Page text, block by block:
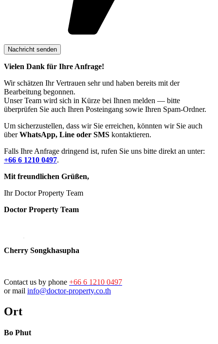
Vielen Dank für Ihre Anfrage!
Wir schätzen Ihr Vertrauen sehr und haben bereits mit der
Bearbeitung begonnen.
Unser Team wird sich in Kürze bei Ihnen melden — bitte
überprüfen Sie auch Ihren Posteingang sowie Ihren Spam-Ordner.
Um sicherzustellen, dass wir Sie erreichen, könnten wir Sie auch
überWhatsApp, Line oder SMS kontaktieren.
Falls Ihre Anfrage dringend ist, rufen Sie uns bitte direkt an unter:
+66 6 1210 0497.
Mit freundlichen Grüßen,
Ihr Doctor Property Team
Doctor Property Team
Cherry Songkhasupha
Contact us by phone +66 6 1210 0497
or mail info@doctor-property.co.th
Ort
Bo Phut